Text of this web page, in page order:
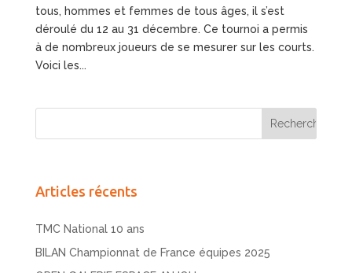
tous, hommes et femmes de tous âges, il s’est
déroulé du 12 au 31 décembre. Ce tournoi a permis
à de nombreux joueurs de se mesurer sur les courts.
Voici les...
Articles récents
TMC National 10 ans
BILAN Championnat de France équipes 2025